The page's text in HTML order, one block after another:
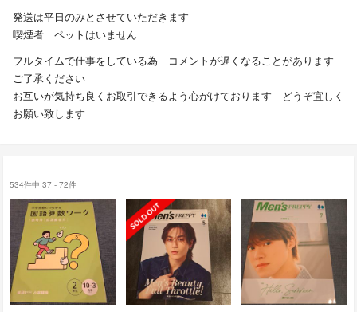
発送は平日のみとさせていただきます
喫煙者 ペットはいません
フルタイムで仕事をしている為 コメントが遅くなることがあります
ご了承ください
お互いが気持ち良くお取引できるよう心がけております どうぞ宜しく
お願い致します
534件中 37 - 72件